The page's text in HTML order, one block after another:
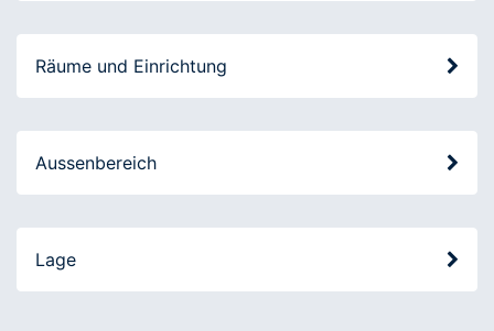
Räume und Einrichtung
Aussenbereich
Lage